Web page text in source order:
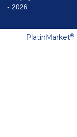
- 2026
PlatinMarket®